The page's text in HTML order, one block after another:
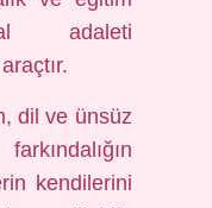
adaleti
dil ve ünsüz
kendilerini